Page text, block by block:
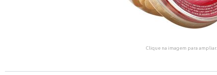
Clique na imagem para ampliar.